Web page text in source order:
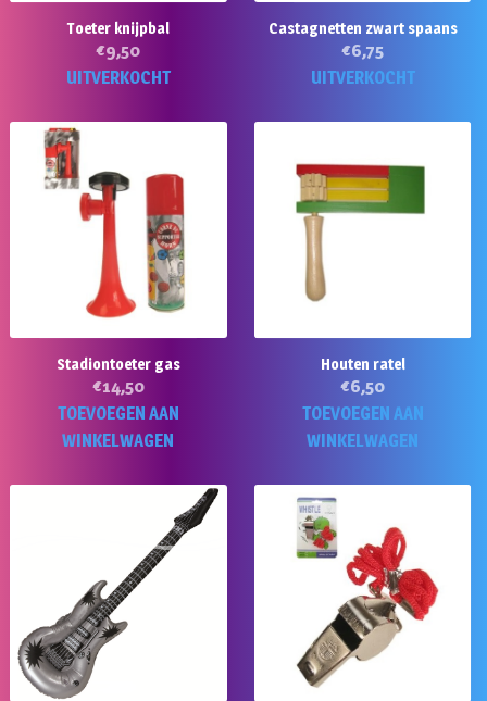
Toeter knijpbal
€9,50
UITVERKOCHT
Castagnetten zwart spaans
€6,75
UITVERKOCHT
Stadiontoeter gas
€14,50
TOEVOEGEN AAN
WINKELWAGEN
Houten ratel
€6,50
TOEVOEGEN AAN
WINKELWAGEN